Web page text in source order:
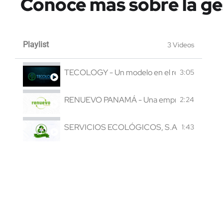
Playlist 3 Videos
TECOLOGY - Un modelo en el 3:05
RENUEVO PANAMÁ - Una empresa gestora
2:24
SERVICIOS ECOLÓGICOS, S.A. 1:43